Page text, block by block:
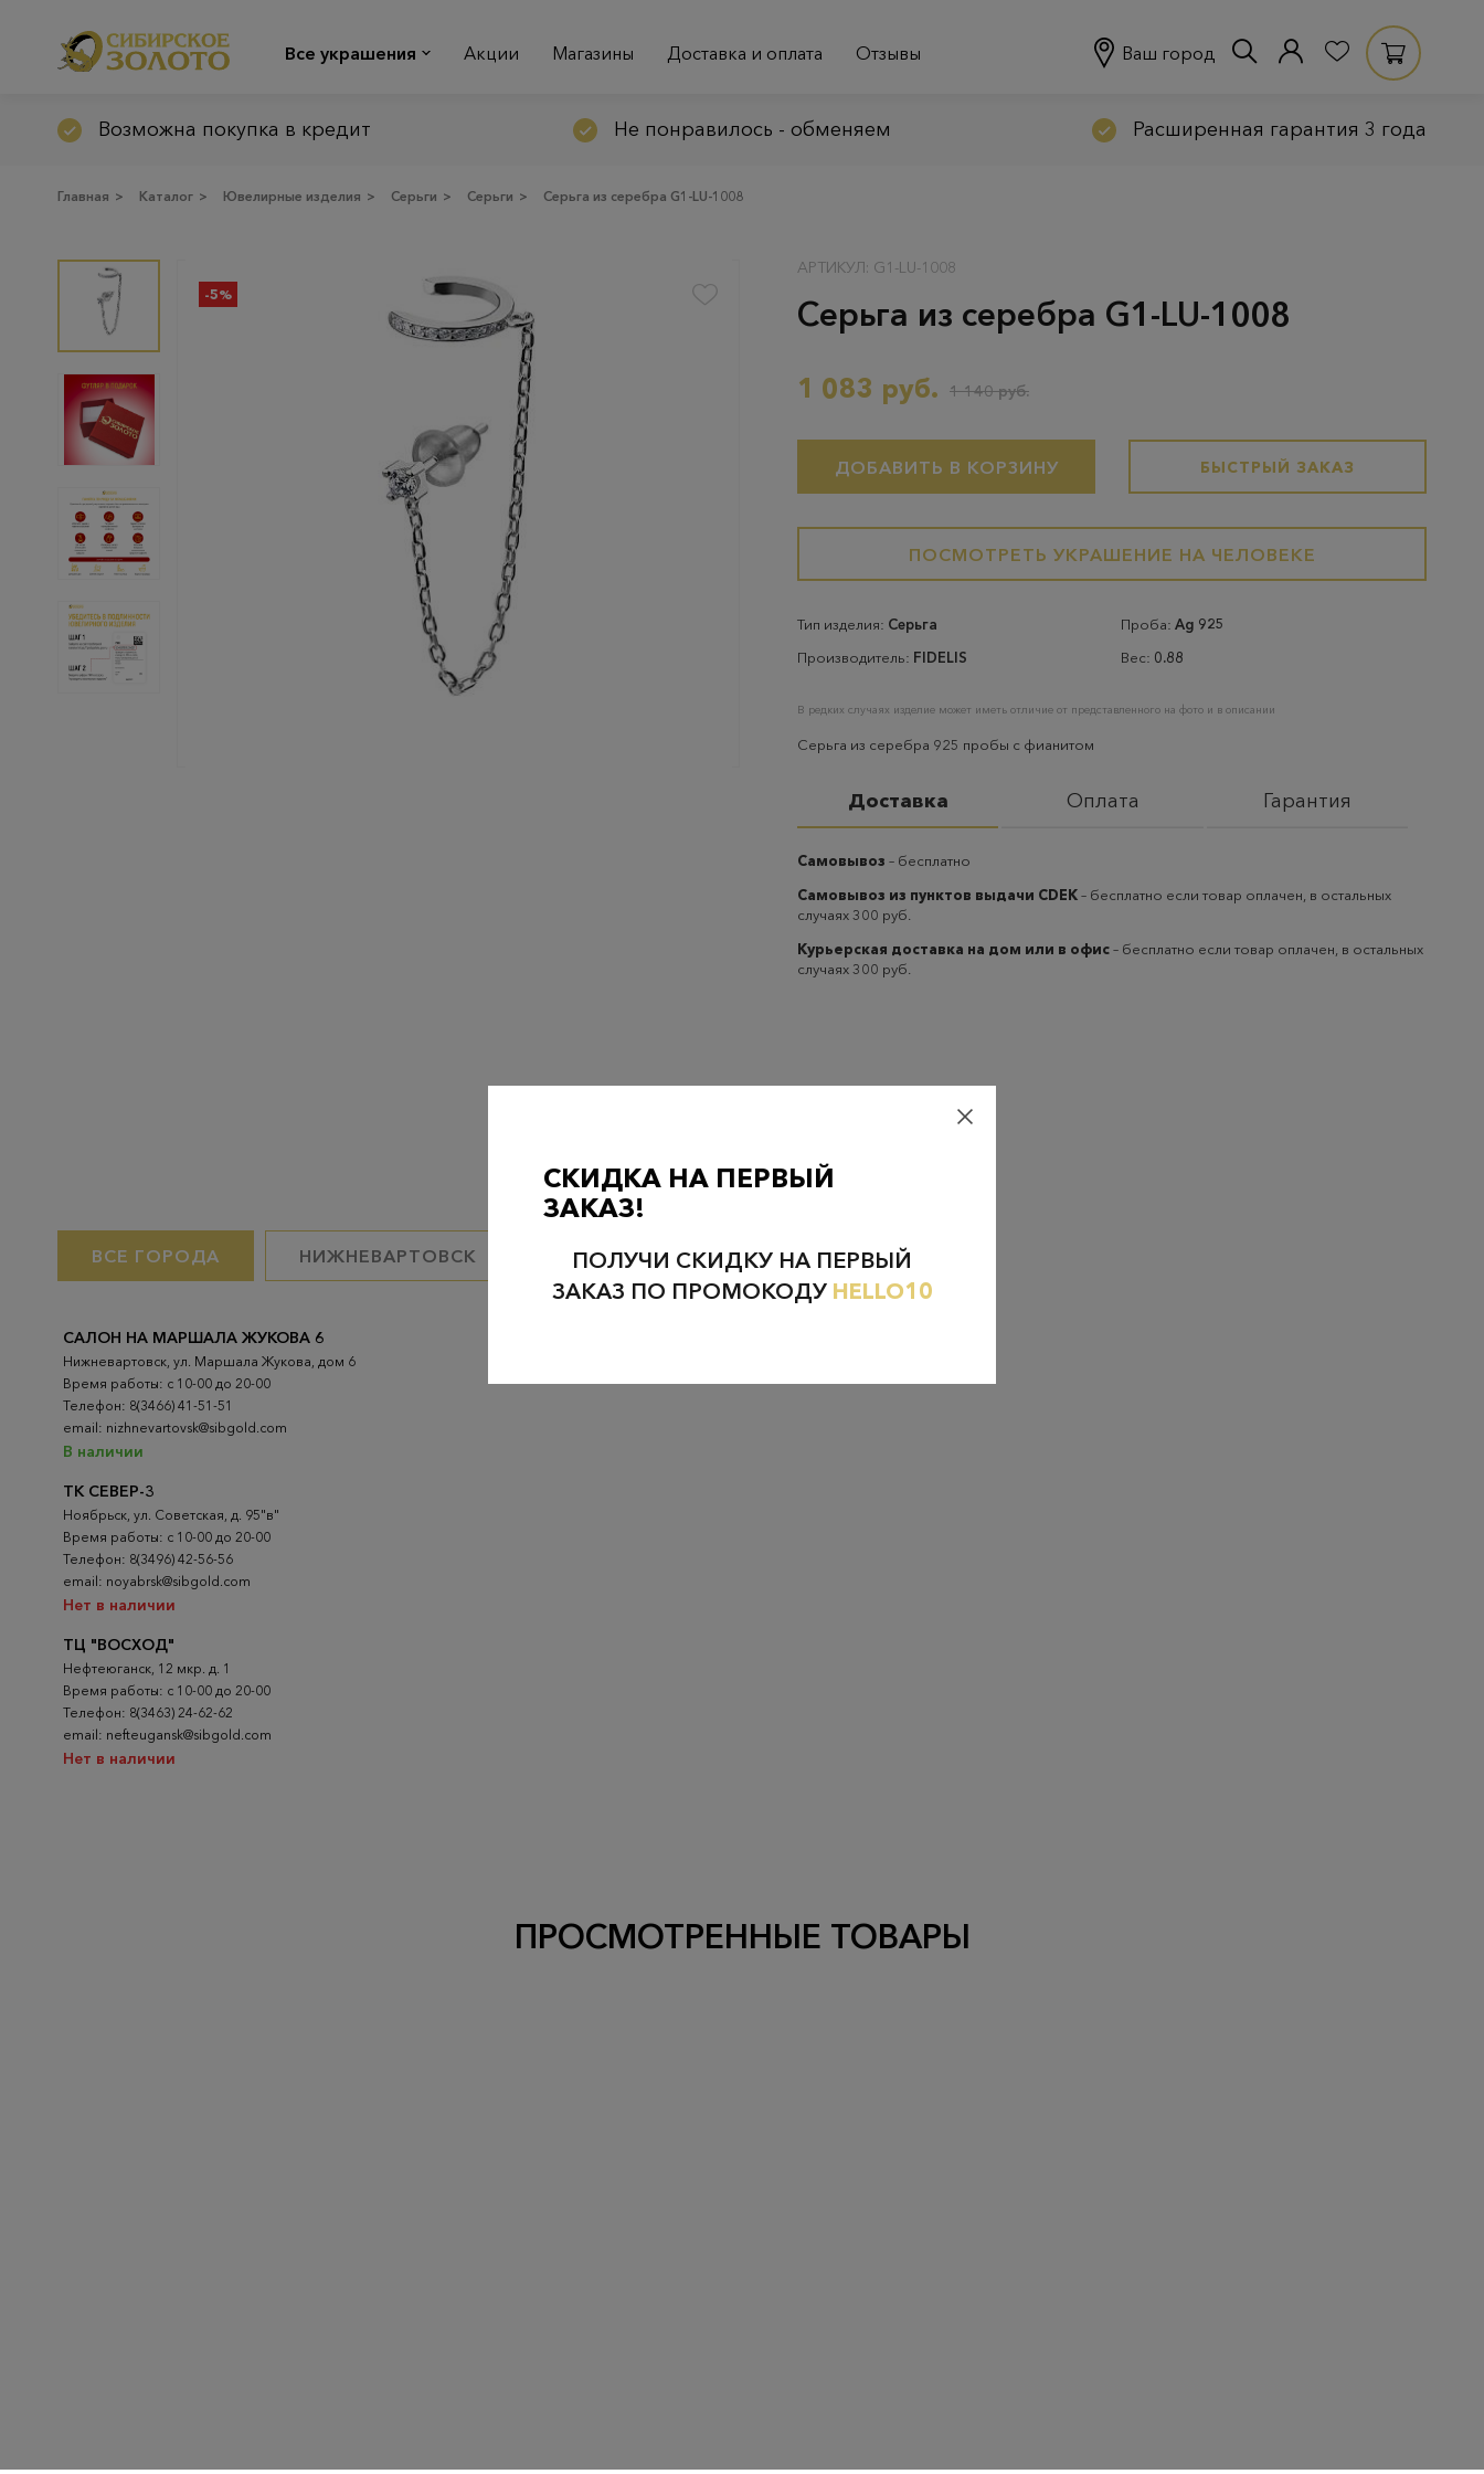
Все украшения Акции Магазины Доставка и оплата Отзывы Ваш город
Возможна покупка в кредит Не понравилось - обменяем Расширенная гарантия 3 года
Главная > Каталог > Ювелирные изделия > Серьги > Серьги > Серьга из серебра G1-LU-1008
-5%
АРТИКУЛ: G1-LU-1008
Серьга из серебра G1-LU-1008
1 083 руб. 1 140 руб.
ДОБАВИТЬ В КОРЗИНУ БЫСТРЫЙ ЗАКАЗ
ПОСМОТРЕТЬ УКРАШЕНИЕ НА ЧЕЛОВЕКЕ
Тип изделия: Серьга
Производитель: FIDELIS
Проба: Ag 925
Вес: 0.88
В редких случаях изделие может иметь отличие от представленного на фото и в описании
Серьга из серебра 925 пробы с фианитом
Доставка Оплата Гарантия
Самовывоз – бесплатно
Самовывоз из пунктов выдачи CDEK– бесплатно если товар оплачен, в остальных
случаях 300 руб.
Курьерская доставка на дом или в офис– бесплатно если товар оплачен, в остальных
случаях 300 руб.
ВСЕ ГОРОДА НИЖНЕВАРТОВСК НЕФТЕЮГАНСК НОЯБРЬСК
ТК СЕВЕР-3
Ноябрьск, ул. Советская, д. 95"в"
Время работы: с 10-00 до 20-00
Телефон: 8(3496) 42-56-56
email: noyabrsk@sibgold.com
Нет в наличии
ТЦ "ВОСХОД"
Нефтеюганск, 12 мкр. д. 1
Время работы: с 10-00 до 20-00
Телефон: 8(3463) 24-62-62
email: nefteugansk@sibgold.com
Нет в наличии
САЛОН НА МАРШАЛА ЖУКОВА 6
Нижневартовск, ул. Маршала Жукова, дом 6
Время работы: с 10-00 до 20-00
Телефон: 8(3466) 41-51-51
email: nizhnevartovsk@sibgold.com
В наличии
ПРОСМОТРЕННЫЕ ТОВАРЫ
СКИДКА НА ПЕРВЫЙ
ЗАКАЗ!
ПОЛУЧИ СКИДКУ НА ПЕРВЫЙ
ЗАКАЗ ПО ПРОМОКОДУ HELLO10